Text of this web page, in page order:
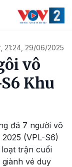
21:24, 29/06/2025
vô
Khu
đá 7 người vô
(VPL-S6)
trận cuối
vé duy